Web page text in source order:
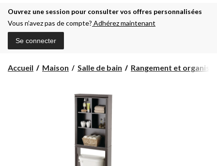
Ouvrez une session pour consulter vos offres personnalisées
Vous n’avez pas de compte? Adhérez maintenant
Se connecter
Accueil Maison Salle de bain Rangement et